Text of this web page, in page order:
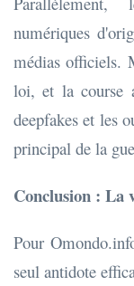
numériques
médias officiels.
loi, et la course
deepfakes et les
principal de la
Conclusion : La
Pour
seul antidote